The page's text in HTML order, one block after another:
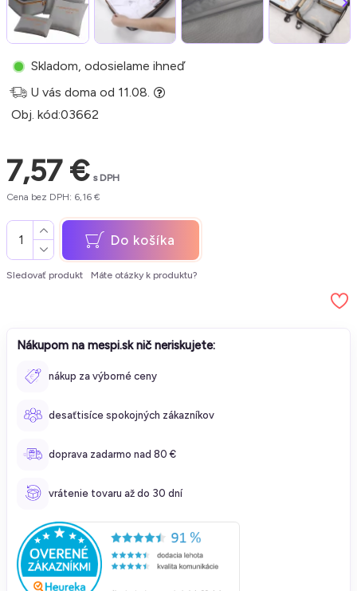
7,57 € s DPH
Cena bez DPH: 6,16 €
Skladom, odosielame ihneď
U vás doma od 11.08.
Obj. kód:03662
Do košíka
Sledovať produkt Máte otázky k produktu?
Nákupom na mespi.sk nič neriskujete:
nákup za výborné ceny
desaťtisíce spokojných zákazníkov
doprava zadarmo nad 80 €
vrátenie tovaru až do 30 dní